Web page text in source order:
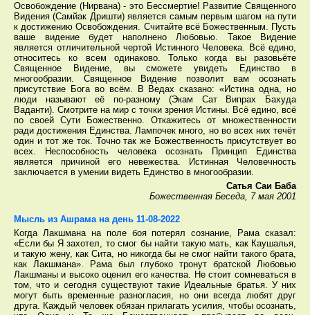
Освобождение (Нирвана) - это Бессмертие! Развитие Священного
Видения (Самйак Дришти) является самым первым шагом на пути
к достижению Освобождения. Считайте всё Божественным. Пусть
ваше видение будет наполнено Любовью. Такое Видение
является отличительной чертой Истинного Человека. Всё едино,
относитесь ко всем одинаково. Только когда вы разовьёте
Священное Видение, вы сможете увидеть Единство в
многообразии. Священное Видение позволит вам осознать
присутствие Бога во всём. В Ведах сказано: «Истина одна, но
люди называют её по-разному (Экам Сат Випрах Бахуда
Ваданти). Смотрите на мир с точки зрения Истины. Всё едино, всё
по своей Сути Божественно. Откажитесь от множественности
ради достижения Единства. Лампочек много, но во всех них течёт
один и тот же ток. Точно так же Божественность присутствует во
всех. Неспособность человека осознать Принцип Единства
является причиной его невежества. Истинная Человечность
заключается в умении видеть Единство в многообразии.
Сатья Саи Баба
Божественная Беседа, 7 мая 2001
Мысль из Ашрама на день 11-08-2022
Когда Лакшмана на поле боя потерял сознание, Рама сказал:
«Если бы Я захотел, то смог бы найти такую мать, как Каушалья,
и такую жену, как Сита, но никогда бы не смог найти такого брата,
как Лакшмана». Рама был глубоко тронут братской Любовью
Лакшманы и высоко оценил его качества. Не стоит сомневаться в
том, что и сегодня существуют такие Идеальные братья. У них
могут быть временные разногласия, но они всегда любят друг
друга. Каждый человек обязан прилагать усилия, чтобы осознать,